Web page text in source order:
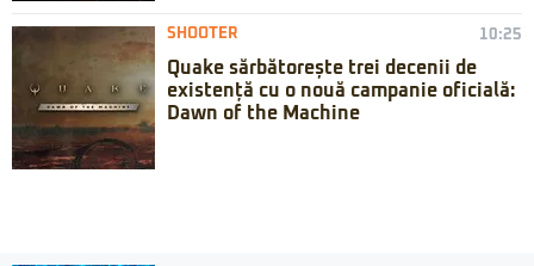
SHOOTER 10:25
Quake sărbătorește trei decenii de
existență cu o nouă campanie oficială:
Dawn of the Machine